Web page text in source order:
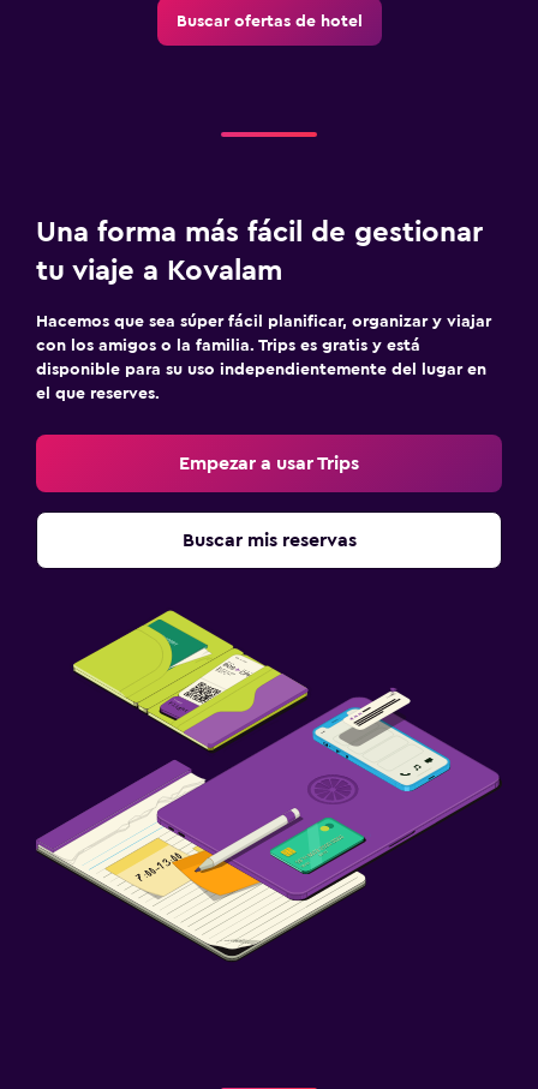
Buscar ofertas de hotel
Una forma más fácil de gestionar
tu viaje a Kovalam
Hacemos que sea súper fácil planificar, organizar y viajar
con los amigos o la familia. Trips es gratis y está
disponible para su uso independientemente del lugar en
el que reserves.
Empezar a usar Trips
Buscar mis reservas